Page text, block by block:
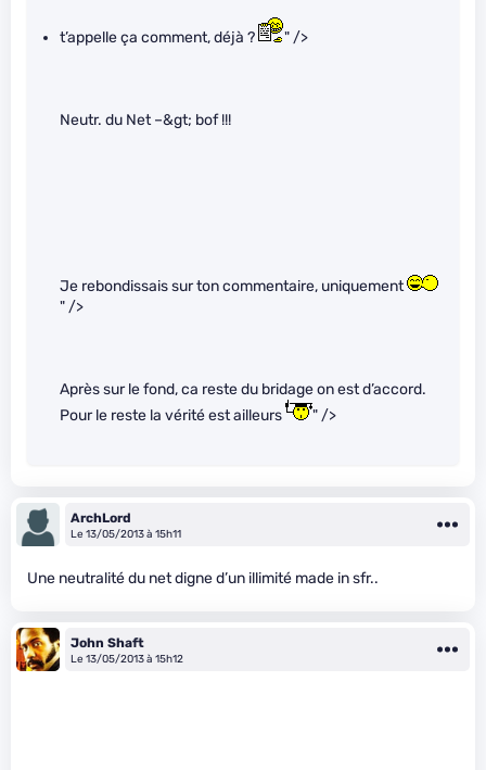
t’appelle ça comment, déjà ? " />
Neutr. du Net –&gt; bof !!!
Je rebondissais sur ton commentaire, uniquement
" />
Après sur le fond, ca reste du bridage on est d’accord.
Pour le reste la vérité est ailleurs
" />
ArchLord
Le 13/05/2013 à 15h11
Une neutralité du net digne d’un illimité made in sfr..
John Shaft
Le 13/05/2013 à 15h12